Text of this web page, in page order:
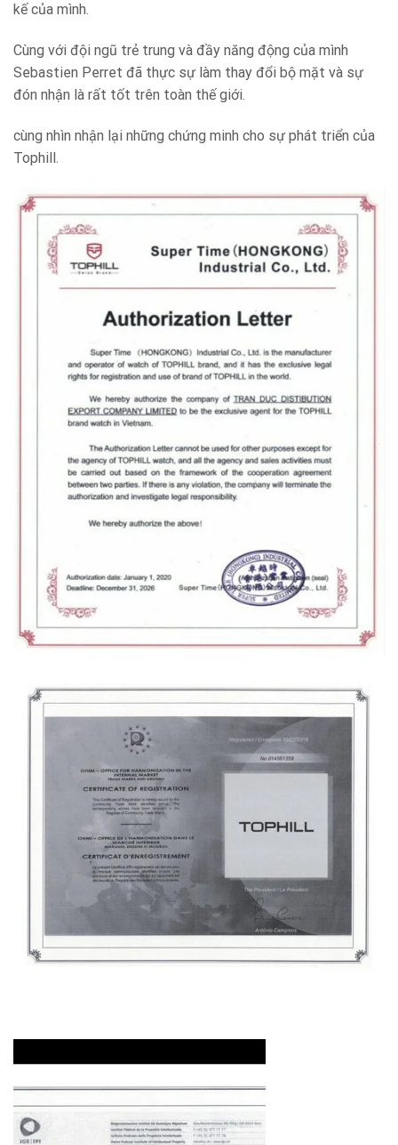
kế của mình.
Cùng với đội ngũ trẻ trung và đầy năng động của mình
Sebastien Perret đã thực sự làm thay đổi bộ mặt và sự
đón nhận là rất tốt trên toàn thế giới.
cùng nhìn nhận lại những chứng minh cho sự phát triển của
Tophill.